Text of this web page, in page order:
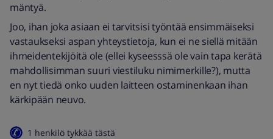
mäntyä.
Joo, ihan joka asiaan ei tarvitsisi työntää ensimmäiseksi
vastaukseksi aspan yhteystietoja, kun ei ne siellä mitään
ihmeidentekijöitä ole (ellei kyseesssä ole vain tapa kerätä
mahdollisimman suuri viestiluku nimimerkille?), mutta
en nyt tiedä onko uuden laitteen ostaminenkaan ihan
kärkipään neuvo.
1 henkilö tykkää tästä